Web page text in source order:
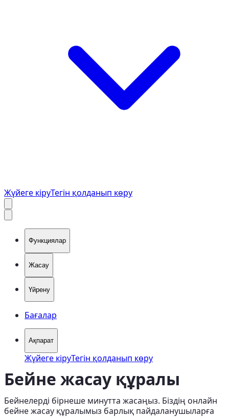
Жүйеге кіруТегін қолданып көру
Функциялар
Жасау
Үйрену
Бағалар
Ақпарат
Жүйеге кіруТегін қолданып көру
Бейне жасау құралы
Бейнелерді бірнеше минутта жасаңыз. Біздің онлайн
бейне жасау құралымыз барлық пайдаланушыларға